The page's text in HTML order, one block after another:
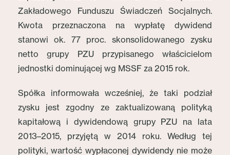
Zakładowego Funduszu Świadczeń Socjalnych.
Kwota przeznaczona na wypłatę dywidend
stanowi ok. 77 proc. skonsolidowanego zysku
netto grupy PZU przypisanego właścicielom
jednostki dominującej wg MSSF za 2015 rok.
Spółka informowała wcześniej, że taki podział
zysku jest zgodny ze zaktualizowaną polityką
kapitałową i dywidendową grupy PZU na lata
2013–2015, przyjętą w 2014 roku. Według tej
polityki, wartość wypłaconej dywidendy nie może